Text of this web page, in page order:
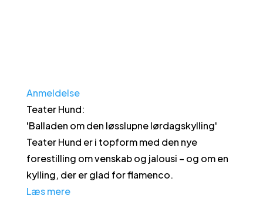
Anmeldelse
Teater Hund:
'Balladen om den løsslupne lørdagskylling'
Teater Hund er i topform med den nye
forestilling om venskab og jalousi – og om en
kylling, der er glad for flamenco.
Læs mere